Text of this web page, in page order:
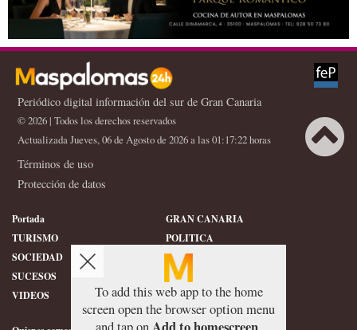
Periódico digital información del sur de Gran Canaria
© 2026 | Todos los derechos reservados
Actualizada Jueves, 06 de Agosto de 2026 a las 01:17:22 horas
Términos de uso
Protección de datos
Portada
GRAN CANARIA
TURISMO
POLITICA
SOCIEDAD
DEPORTES
SUCESOS
HISTORIA
VIDEOS
CONFIDENCIAL
To add this web app to the home
screen open the browser option menu